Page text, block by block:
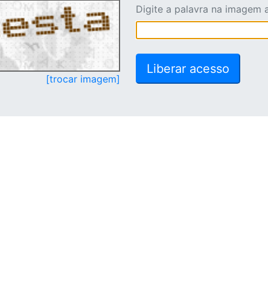
[trocar imagem]
Digite a palavra na imagem